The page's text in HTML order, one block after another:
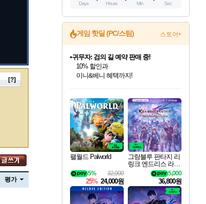
[?]
평가
Days Hours Min Sec
게임 핫딜 (PC/스팀) 스토어+
최대 90% 할인가를 만나보세요!
네이버혜택과 함께 만나보세요!
50%할인&추가 적립까지!
네이버 포인트 혜택까지!
귀무자: 검의 길 예약 판매 중!
10% 할인과
이니&베니 혜택까지!
네이버 혜택가와 함께 예약하세요!
할인&네이버혜택으로 만나보세요!
네이버페이 혜택과 만나보세요!
40주년 프로모션으로 만나보세요!
할인가에 만나보세요!
일부 에디션 상시 할인!
혜택으로 예약 판매 중
편안하게 충전하세요
팰월드 Palworld
32,000
5%
25% 24,000원
그랑블루 판타지 리
링크 엔드리스 라그
나로크 업그레이드
킷 Granblue Fantasy
Relink Endless Ragn
arok Upgrade Kit DL
C
5,000
36,800원